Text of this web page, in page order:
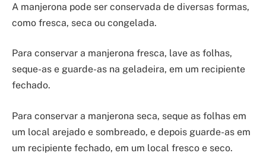
A manjerona pode ser conservada de diversas formas,
como fresca, seca ou congelada.
Para conservar a manjerona fresca, lave as folhas,
seque-as e guarde-as na geladeira, em um recipiente
fechado.
Para conservar a manjerona seca, seque as folhas em
um local arejado e sombreado, e depois guarde-as em
um recipiente fechado, em um local fresco e seco.